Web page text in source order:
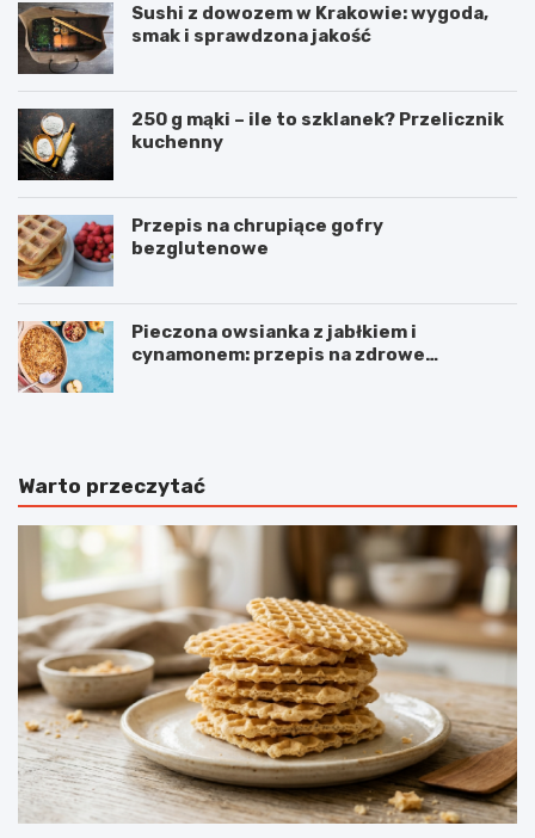
Sushi z dowozem w Krakowie: wygoda,
smak i sprawdzona jakość
250 g mąki – ile to szklanek? Przelicznik
kuchenny
Przepis na chrupiące gofry
bezglutenowe
Pieczona owsianka z jabłkiem i
cynamonem: przepis na zdrowe
Warto przeczytać